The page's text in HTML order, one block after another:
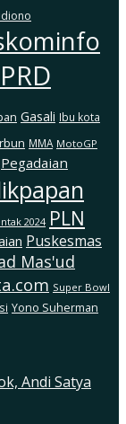
Gasali Ibu kota
MMA MotoGP
Pegadaian
2024 PLN
Puskesmas
Mas'ud
Super Bowl
Yono Suherman